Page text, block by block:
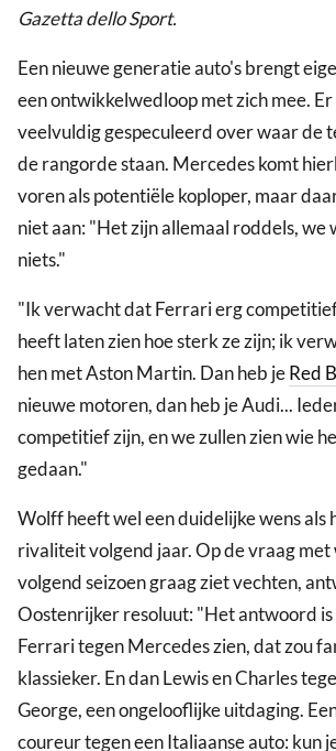
Gazetta dello Sport.
Een nieuwe generatie auto's brengt
een ontwikkelwedloop met zich mee.
veelvuldig gespeculeerd over waar de
de rangorde staan. Mercedes komt
voren als potentiële koploper, maar
niet aan: "Het zijn allemaal roddels, we
niets."
"Ik verwacht dat Ferrari erg
heeft laten zien hoe sterk ze zijn; ik
hen met Aston Martin. Dan heb jeRed
nieuwe motoren, dan heb je Audi...
competitief zijn, en we zullen zien wie
gedaan."
Wolff heeft wel een duidelijke wens als
rivaliteit volgend jaar. Op de vraag
volgend seizoen graag ziet vechten,
Oostenrijker resoluut: "Het antwoord is
Ferrari tegen Mercedes zien, dat zou
klassieker. En dan Lewis en Charles
George, een ongelooflijke uitdaging.
coureur tegen een Italiaanse auto: kun